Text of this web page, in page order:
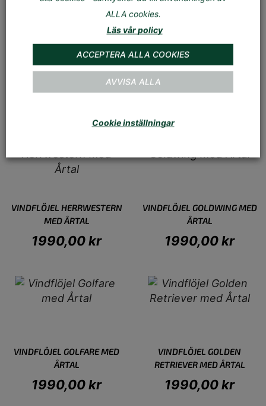
VINDFLÖJEL HOPPRYTTARE
1990,00kr
VINDFLÖJEL
HOCKEYSPELARE MED ÅRTAL
1990,00kr
VINDFLÖJEL HERRWESTERN
MED ÅRTAL
1990,00kr
VINDFLÖJEL GOLDWING MED
ÅRTAL
1990,00kr
VINDFLÖJEL GOLFARE MED
ÅRTAL
1990,00kr
VINDFLÖJEL GOLDEN
RETRIEVER MED ÅRTAL
1990,00kr
ALLA cookies.
Läs vår policy
ACCEPTERA ALLA COOKIES
AVVISA ALLA
Cookie inställningar